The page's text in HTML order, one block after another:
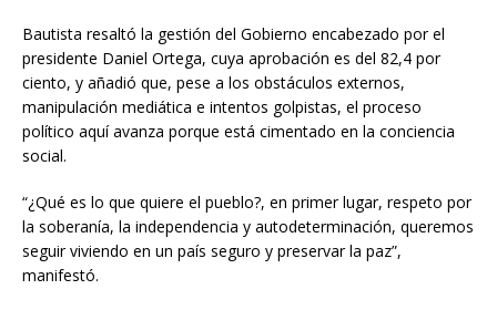
Bautista resaltó la gestión del Gobierno encabezado por el
presidente Daniel Ortega, cuya aprobación es del 82,4 por
ciento, y añadió que, pese a los obstáculos externos,
manipulación mediática e intentos golpistas, el proceso
político aquí avanza porque está cimentado en la conciencia
social.
“¿Qué es lo que quiere el pueblo?, en primer lugar, respeto por
la soberanía, la independencia y autodeterminación, queremos
seguir viviendo en un país seguro y preservar la paz”,
manifestó.